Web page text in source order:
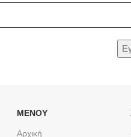
ΜΕΝΟΥ
Αρχική